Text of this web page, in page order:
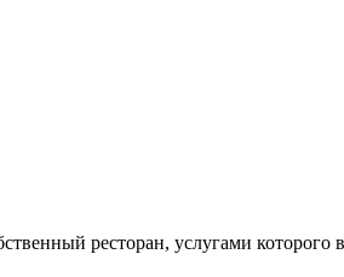
ресторан, услугами которого